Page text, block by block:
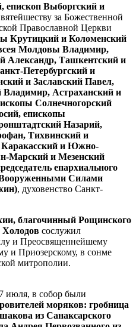
епископ Выборгский и
за Божественной
Православной Церкви
Крутицкий и Коломенский
Молдовы Владимир,
Александр, Ташкентский и
Петербургский и
и Заславский Павел,
Астраханский и
Солнечногорский
епископы
Назарий,
Тихвинский и
Каракасский и Южно-
Марский и Мезенский
епархиального
Вооруженными Силами
, духовенство Санкт-
благочинный Рощинского
Холодов сослужил
и Преосвященнейшему
и Приозерскому, в сонме
митрополии.
июля, в собор были
моряков: гробница
из Санаксарского